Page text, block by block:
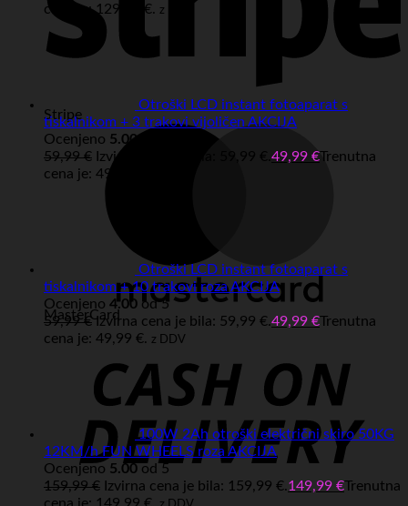
Stripe
MasterCard
cena je: 129,99 €. z DDV
Otroški LCD instant fotoaparat s
tiskalnikom + 3 trakovi vijoličen AKCIJA
Ocenjeno 5.00od 5
59,99€ Izvirna cena je bila: 59,99 €. 49,99 €Trenutna
cena je: 49,99 €.
Otroški LCD instant fotoaparat s
tiskalnikom + 10 trakovi roza AKCIJA
Ocenjeno 4.00 od 5
59,99€ Izvirna cena je bila: 59,99 €.49,99 €Trenutna
cena je: 49,99 €. z DDV
100W 2Ah otroški električni skiro 50KG
12KM/h FUN WHEELS roza AKCIJA
Ocenjeno 5.00 od 5
159,99€ Izvirna cena je bila: 159,99 €.149,99 €Trenutna